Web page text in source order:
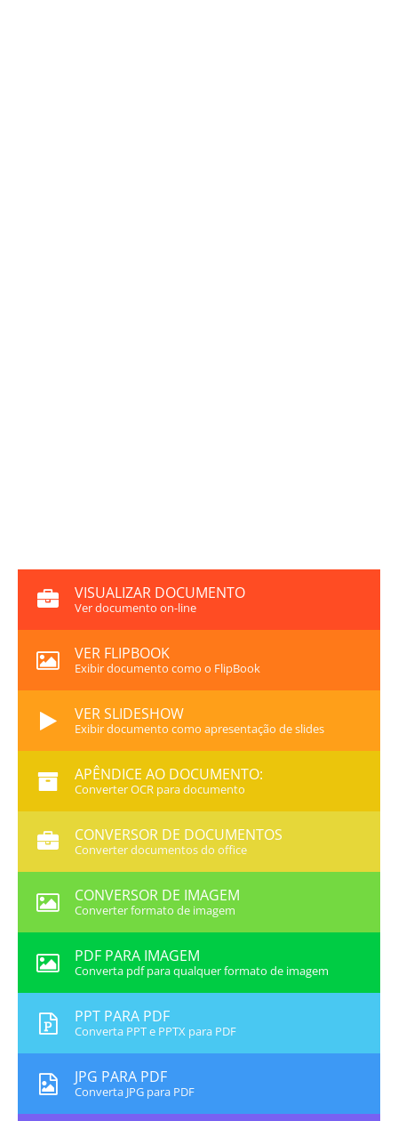
VISUALIZAR DOCUMENTO
Ver documento on-line
VER FLIPBOOK
Exibir documento como o FlipBook
VER SLIDESHOW
Exibir documento como apresentação de slides
APÊNDICE AO DOCUMENTO:
Converter OCR para documento
CONVERSOR DE DOCUMENTOS
Converter documentos do office
CONVERSOR DE IMAGEM
Converter formato de imagem
PDF PARA IMAGEM
Converta pdf para qualquer formato de imagem
PPT PARA PDF
Converta PPT e PPTX para PDF
JPG PARA PDF
Converta JPG para PDF